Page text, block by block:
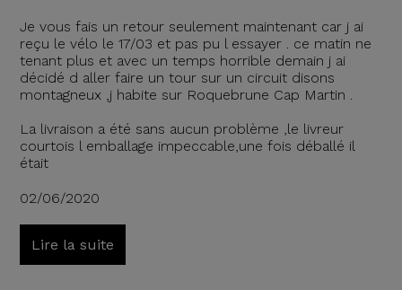
Je vous fais un retour seulement maintenant car j ai
reçu le vélo le 17/03 et pas pu l essayer . ce matin ne
tenant plus et avec un temps horrible demain j ai
décidé d aller faire un tour sur un circuit disons
montagneux ,j habite sur Roquebrune Cap Martin .
La livraison a été sans aucun problème ,le livreur
courtois l emballage impeccable,une fois déballé il
était
02/06/2020
Lire la suite